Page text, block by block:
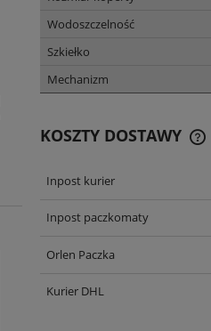
Wodoszczelność
Szkiełko
Mechanizm
KOSZTY DOSTAWY
Inpost kurier
Inpost paczkomaty
Orlen Paczka
Kurier DHL